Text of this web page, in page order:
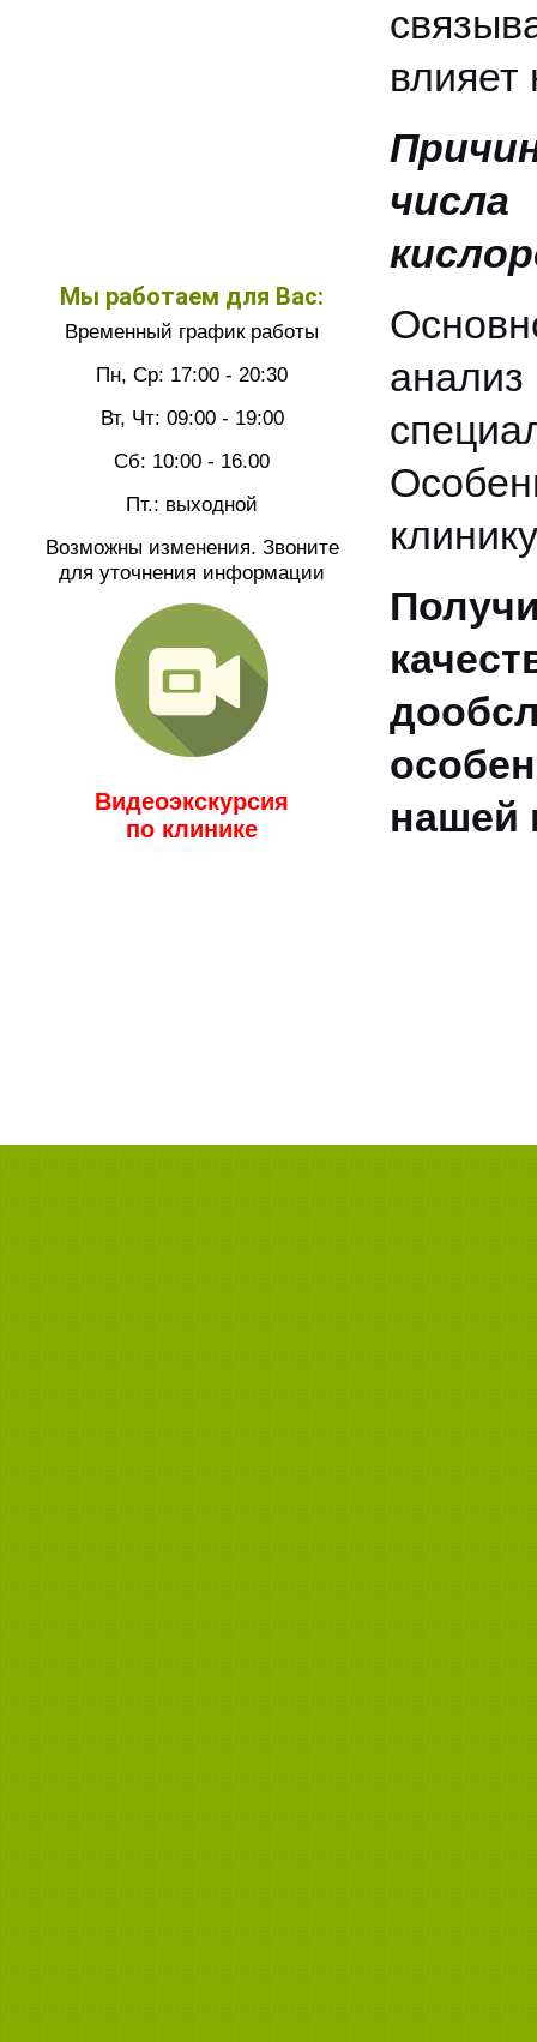
Мы работаем для Вас:
Временный график работы
Пн, Ср: 17:00 - 20:30
Вт, Чт: 09:00 - 19:00
Сб: 10:00 - 16.00
Пт.: выходной
Возможны изменения. Звоните
для уточнения информации
Видеоэкскурсия
по клинике
влияет
нашей